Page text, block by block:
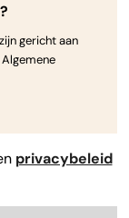
gericht aan
privacybeleid